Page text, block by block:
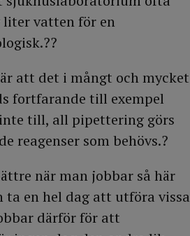
vatten för en
att det i mångt och mycket
fortfarande till exempel
till, all pipettering görs
reagenser som behövs.?
när man jobbar så här
ta en hel dag att utföra vissa
därför för att